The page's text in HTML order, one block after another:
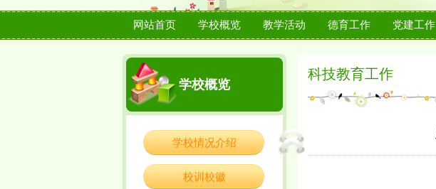
网站首页 学校概览 教学活动 德育工作 党建工作
学校概览
学校情况介绍
校训校徽
科技教育工作